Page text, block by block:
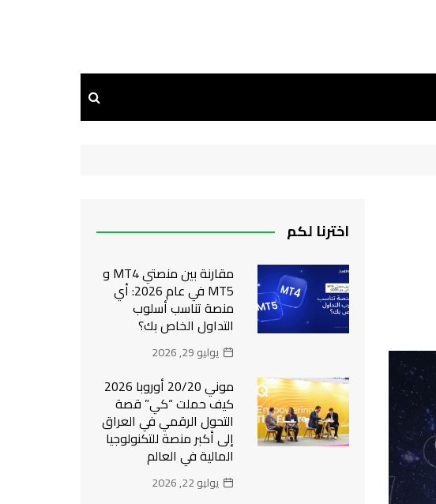
اخترنا لكم
مقارنة بين منصتي MT4 و
MT5 في عام 2026: أي
منصة تناسب أسلوب
التداول الخاص بك؟
يوليو 29, 2026
موني 20/20 أوروبا 2026
كيف حملت “كي” قصة
التحول الرقمي في العراق
إلى أكبر منصة للتكنولوجيا
المالية في العالم
يوليو 22, 2026